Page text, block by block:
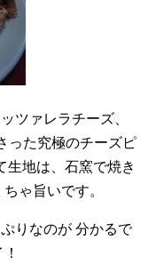
ツァレラチーズ、
った究極のチーズピ
生地は、石窯で焼き
ゃ旨いです。
りなのが 分かるで